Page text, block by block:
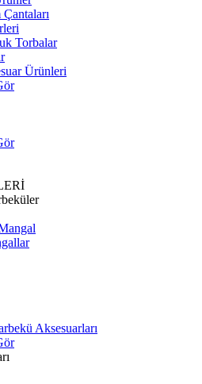
Torbalar
Ürünleri
Aksesuarları